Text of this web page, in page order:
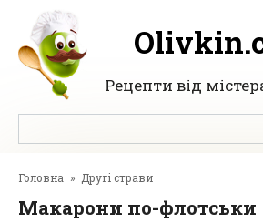
Перейти
вмісту
Рецепти від
Головна » Другі страви
Макарони по-флотськи